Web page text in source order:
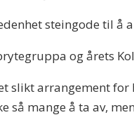
steingode til å
og årets
slikt arrangement
så mange å ta av,